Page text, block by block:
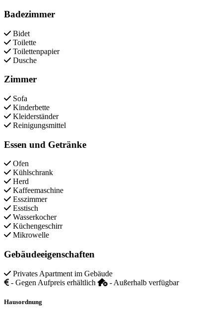
Badezimmer
Bidet
Toilette
Toilettenpapier
Dusche
Zimmer
Sofa
Kinderbette
Kleiderständer
Reinigungsmittel
Essen und Getränke
Ofen
Kühlschrank
Herd
Kaffeemaschine
Esszimmer
Esstisch
Wasserkocher
Küchengeschirr
Mikrowelle
Gebäudeeigenschaften
Privates Apartment im Gebäude
- Gegen Aufpreis erhältlich
- Außerhalb verfügbar
Hausordnung